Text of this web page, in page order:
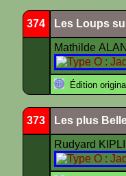
374 Les Loups
Mathilde
Édition
373 Les plus
Rudyard